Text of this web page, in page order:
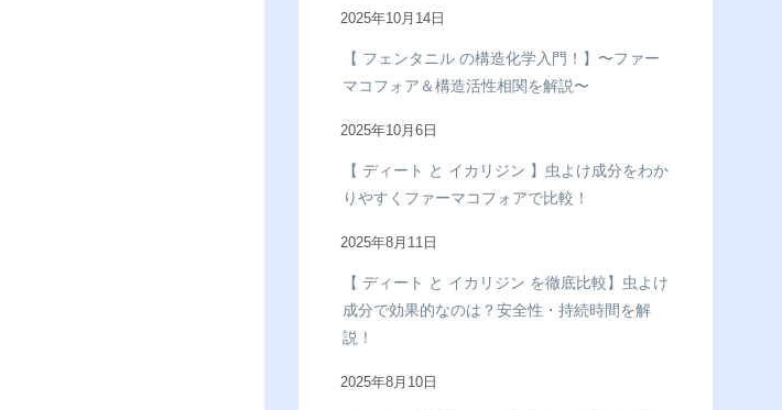
2025年10月14日
【 フェンタニル の構造化学入門！】〜ファー
マコフォア＆構造活性相関を解説〜
2025年10月6日
【 ディート と イカリジン 】虫よけ成分をわか
りやすくファーマコフォアで比較！
2025年8月11日
【 ディート と イカリジン を徹底比較】虫よけ
成分で効果的なのは？安全性・持続時間を解
説！
2025年8月10日